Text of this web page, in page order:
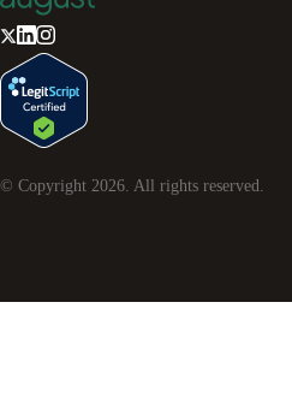
© Copyright 2026 . All rights reserved.